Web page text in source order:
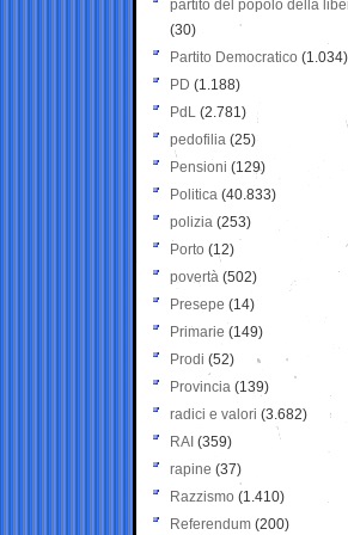
partito del popolo della
(30)
Partito Democratico (1.034)
PD (1.188)
PdL (2.781)
pedofilia (25)
Pensioni (129)
Politica (40.833)
polizia (253)
Porto (12)
povertà (502)
Presepe (14)
Primarie (149)
Prodi (52)
Provincia (139)
radici e valori (3.682)
RAI (359)
rapine (37)
Razzismo (1.410)
Referendum (200)